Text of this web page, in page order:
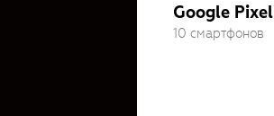
Google Pixel
10 смартфонов